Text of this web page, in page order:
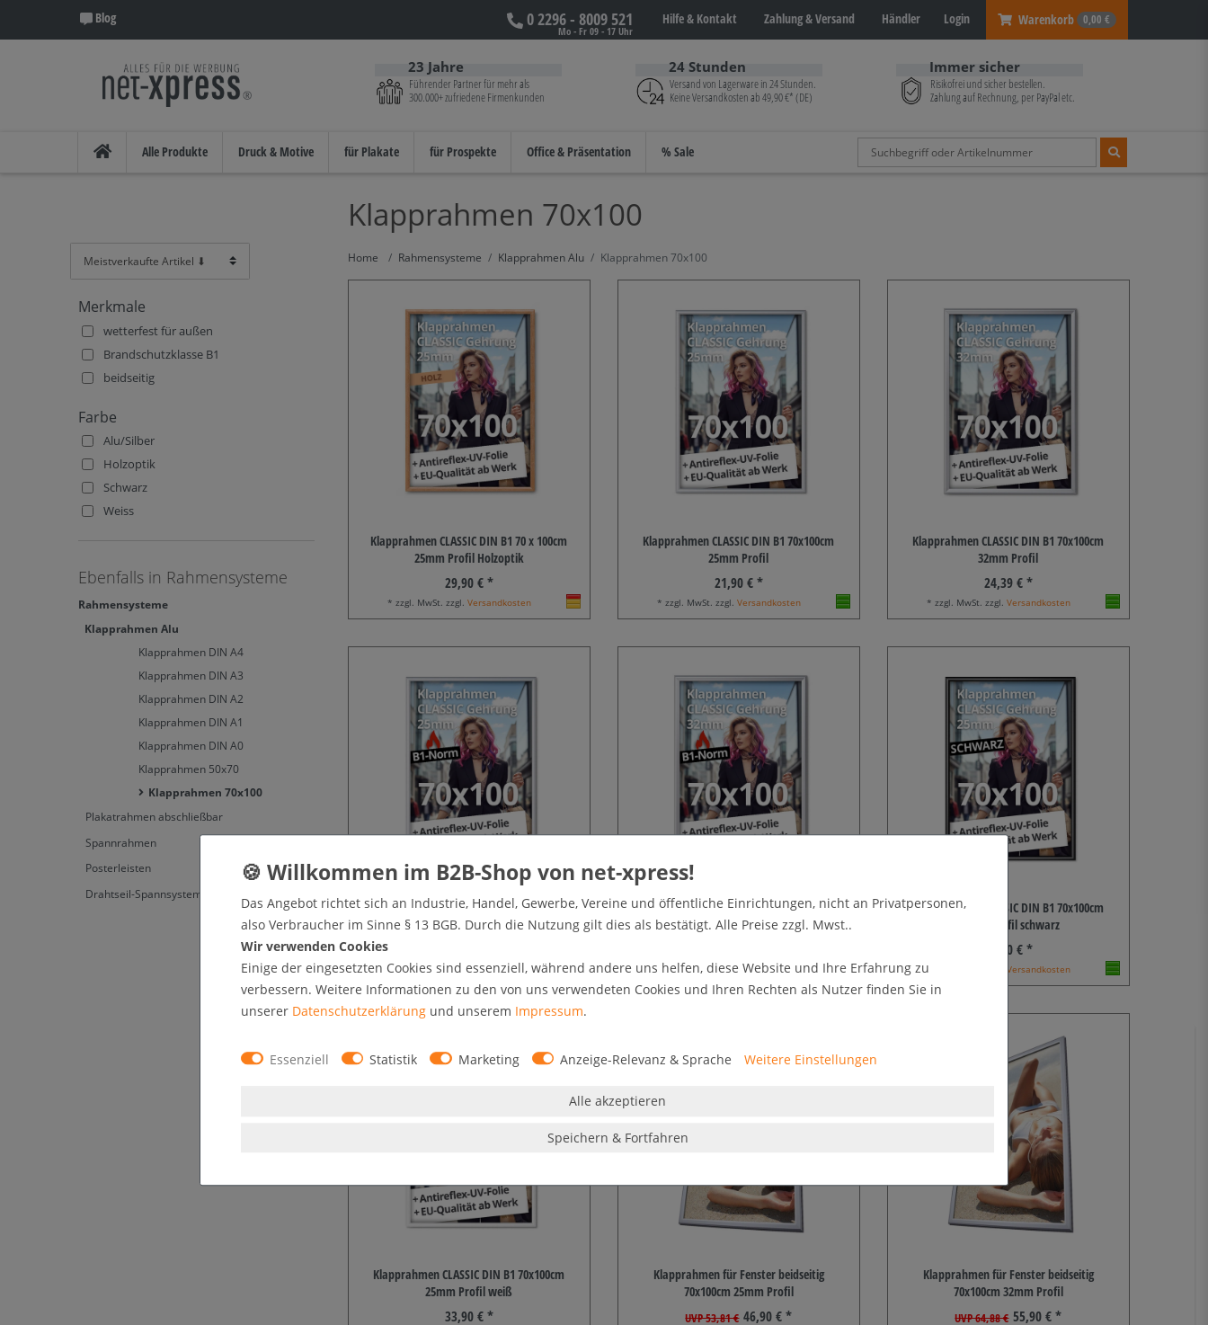
Blog 0 2296 - 8009 521
Mo - Fr 09 - 17 Uhr
Hilfe & Kontakt Zahlung & Versand Händler Login Warenkorb 0,00 €
23 Jahre
Führender Partner für mehr als
300.000+ zufriedene Firmenkunden
24 Stunden
Versand von Lagerware in 24 Stunden.
Keine Versandkosten ab 49,90 €* (DE)
Immer sicher
Risikofrei und sicher bestellen.
Zahlung auf Rechnung, per PayPal etc.
Alle Produkte Druck & Motive für Plakate für Prospekte Office & Präsentation % Sale
Klapprahmen 70x100
Merkmale
wetterfest für außen
Brandschutzklasse B1
beidseitig
Farbe
Alu/Silber
Holzoptik
Schwarz
Weiss
Ebenfalls in Rahmensysteme
Rahmensysteme
Klapprahmen Alu
Klapprahmen DIN A4
Klapprahmen DIN A3
Klapprahmen DIN A2
Klapprahmen DIN A1
Klapprahmen DIN A0
Klapprahmen 50x70
Klapprahmen 70x100
Plakatrahmen abschließbar
Spannrahmen
Posterleisten
Drahtseil-Spannsystem
Rahmensysteme Klapprahmen Alu Klapprahmen 70x100
Klapprahmen CLASSIC DIN B1 70 x 100cm
25mm Profil Holzoptik
29,90 € *
* zzgl. MwSt. zzgl. Versandkosten
Klapprahmen CLASSIC DIN B1 70x100cm
25mm Profil
21,90 € *
* zzgl. MwSt. zzgl. Versandkosten
Klapprahmen CLASSIC DIN B1 70x100cm
32mm Profil
24,39 € *
* zzgl. MwSt. zzgl. Versandkosten
Klapprahmen CLASSIC DIN B1 70x100cm
25mm Profil, B1 Norm
* zzgl. MwSt. zzgl.Versandkosten
Klapprahmen CLASSIC DIN B1 70x100cm
32mm Profil, B1 Norm
* zzgl. Mwst.versandkostenfrei (D)
Klapprahmen CLASSIC DIN B1 70x100cm
25mm Profil schwarz
33,90 € *
* zzgl. MwSt. zzgl. Versandkosten
Klapprahmen CLASSIC DIN B1 70x100cm
25mm Profil weiß
33,90 € *
Klapprahmen für Fenster beidseitig
70x100cm 25mm Profil
UVP 53,81 € 46,90 € *
Klapprahmen für Fenster beidseitig
70x100cm 32mm Profil
UVP 64,88 € 55,90 € *
Das Angebot richtet sich an Industrie, Handel, Gewerbe, Vereine und öffentliche Einrichtungen, nicht an Privatpersonen,
also Verbraucher im Sinne § 13 BGB. Durch die Nutzung gilt dies als bestätigt. Alle Preise zzgl. Mwst..
Wir verwenden Cookies
Einige der eingesetzten Cookies sind essenziell, während andere uns helfen, diese Website und Ihre Erfahrung zu
verbessern. Weitere Informationen zu den von uns verwendeten Cookies und Ihren Rechten als Nutzer finden Sie in
unserer Daten­schutz­erklärung und unserem Impressum.
Essenziell Statistik Marketing Anzeige-Relevanz & Sprache Weitere Einstellungen
Alle akzeptieren
Speichern & Fortfahren